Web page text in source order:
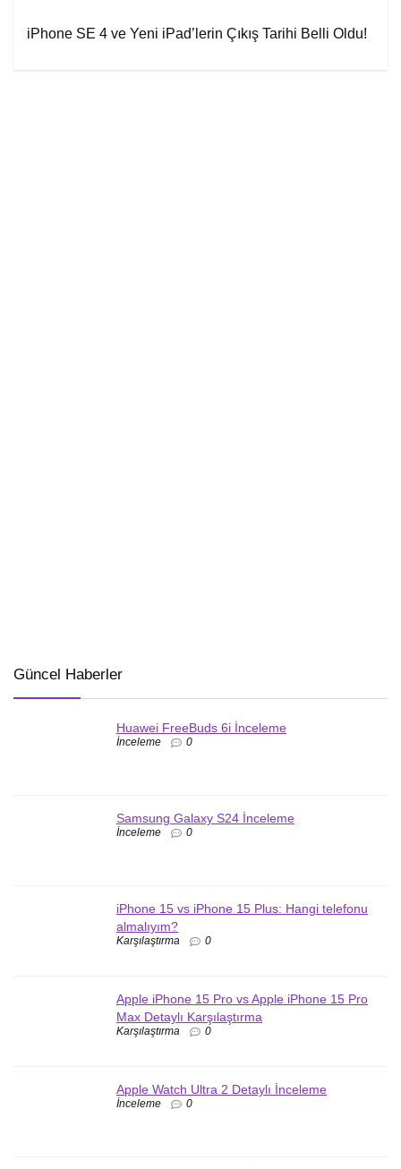
iPhone SE 4 ve Yeni iPad’lerin Çıkış Tarihi Belli Oldu!
Güncel Haberler
Huawei FreeBuds 6i İnceleme
İnceleme 0
Samsung Galaxy S24 İnceleme
İnceleme 0
iPhone 15 vs iPhone 15 Plus: Hangi telefonu
almalıyım?
Karşılaştırma 0
Apple iPhone 15 Pro vs Apple iPhone 15 Pro
Max Detaylı Karşılaştırma
Karşılaştırma 0
Apple Watch Ultra 2 Detaylı İnceleme
İnceleme 0